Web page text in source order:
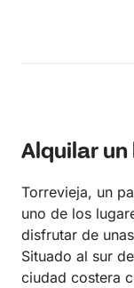
Alquilar un
Torrevieja, un
uno de los
disfrutar de
Situado al sur
ciudad costera